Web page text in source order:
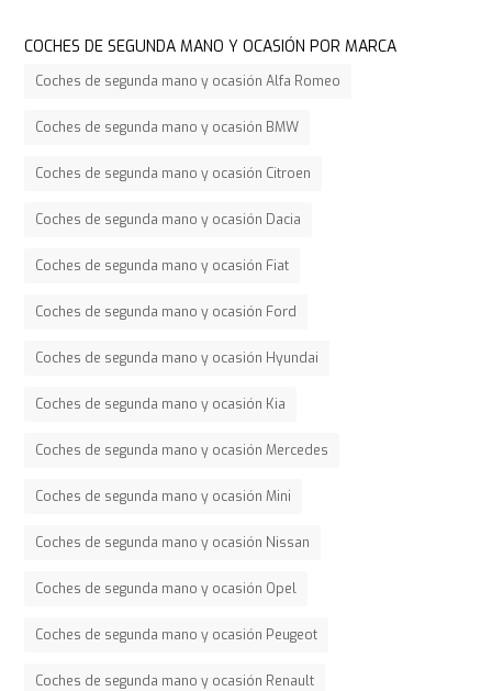
COCHES DE SEGUNDA MANO Y OCASIÓN POR MARCA
Coches de segunda mano y ocasión Alfa Romeo
Coches de segunda mano y ocasión BMW
Coches de segunda mano y ocasión Citroen
Coches de segunda mano y ocasión Dacia
Coches de segunda mano y ocasión Fiat
Coches de segunda mano y ocasión Ford
Coches de segunda mano y ocasión Hyundai
Coches de segunda mano y ocasión Kia
Coches de segunda mano y ocasión Mercedes
Coches de segunda mano y ocasión Mini
Coches de segunda mano y ocasión Nissan
Coches de segunda mano y ocasión Opel
Coches de segunda mano y ocasión Peugeot
Coches de segunda mano y ocasión Renault